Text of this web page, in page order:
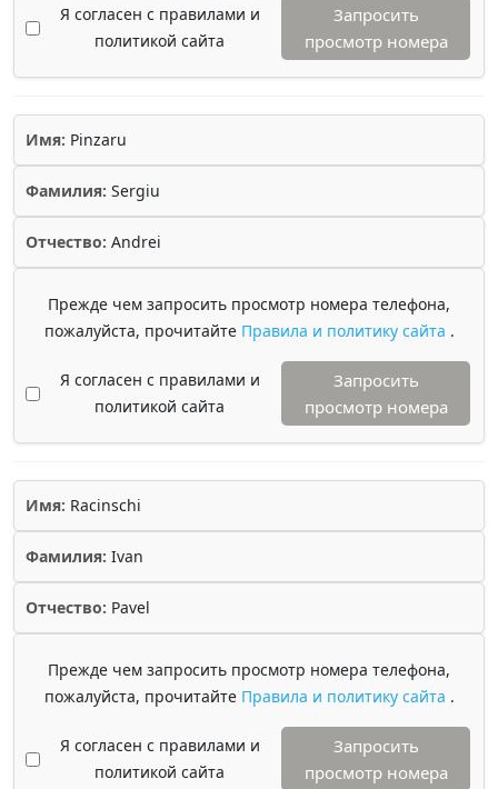
Я согласен с правилами и
политикой сайта
Запросить
просмотр номера
Имя: Pinzaru
Фамилия: Sergiu
Отчество: Andrei
Прежде чем запросить просмотр номера телефона,
пожалуйста, прочитайте Правила и политику сайта .
Я согласен с правилами и
политикой сайта
Запросить
просмотр номера
Имя: Racinschi
Фамилия: Ivan
Отчество: Pavel
Прежде чем запросить просмотр номера телефона,
пожалуйста, прочитайте Правила и политику сайта .
Я согласен с правилами и
политикой сайта
Запросить
просмотр номера